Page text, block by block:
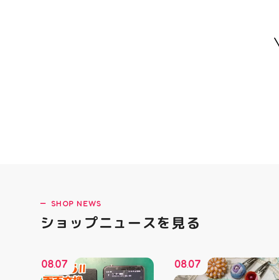
SHOP NEWS
ショップニュースを見る
08.07 08.07